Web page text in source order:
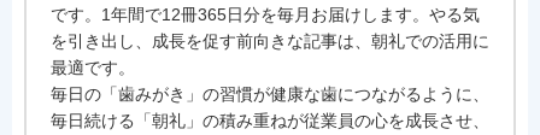
です。1年間で12冊365日分を毎月お届けします。やる気
を引き出し、成長を促す前向きな記事は、朝礼での活用に
最適です。
毎日の「歯みがき」の習慣が健康な歯につながるように、
毎日続ける「朝礼」の積み重ねが従業員の心を成長させ、